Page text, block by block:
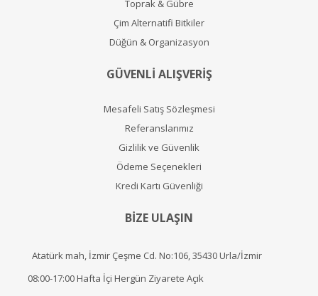
Toprak & Gübre
Çim Alternatifi Bitkiler
Düğün & Organizasyon
GÜVENLİ ALIŞVERİŞ
Mesafeli Satış Sözleşmesi
Referanslarımız
Gizlilik ve Güvenlik
Ödeme Seçenekleri
Kredi Kartı Güvenliği
BİZE ULAŞIN
Atatürk mah, İzmir Çeşme Cd. No:106, 35430 Urla/İzmir
08:00-17:00 Hafta İçi Hergün Ziyarete Açık